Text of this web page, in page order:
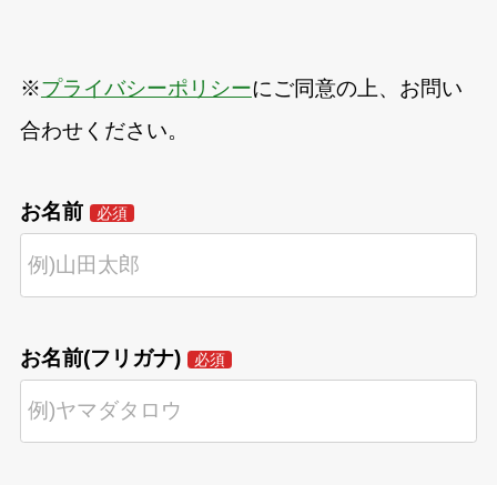
※プライバシーポリシーにご同意の上、お問い
合わせください。
お名前 必須
お名前(フリガナ) 必須